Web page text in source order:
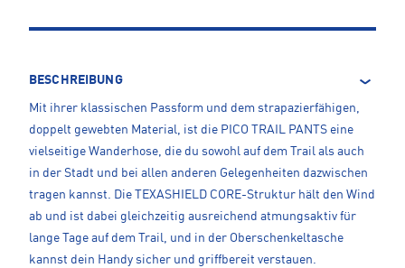
BESCHREIBUNG
Mit ihrer klassischen Passform und dem strapazierfähigen,
doppelt gewebten Material, ist die PICO TRAIL PANTS eine
vielseitige Wanderhose, die du sowohl auf dem Trail als auch
in der Stadt und bei allen anderen Gelegenheiten dazwischen
tragen kannst. Die TEXASHIELD CORE-Struktur hält den Wind
ab und ist dabei gleichzeitig ausreichend atmungsaktiv für
lange Tage auf dem Trail, und in der Oberschenkeltasche
kannst dein Handy sicher und griffbereit verstauen.